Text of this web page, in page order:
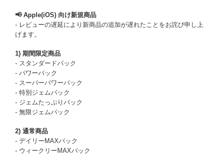
📢 Apple(iOS) 向け新規商品
- レビューの遅延により新商品の追加が遅れたことをお詫び申し上
げます。
1) 期間限定商品
- スタンダードパック
- パワーパック
- スーパーパワーパック
- 特別ジェムパック
- ジェムたっぷりパック
- 無限ジェムパック
2) 通常商品
- デイリーMAXパック
- ウィークリーMAXパック